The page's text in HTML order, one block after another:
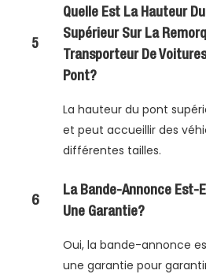
5
Quelle Est La Hauteur
Supérieur Sur La
Transporteur De
Pont?
La hauteur du pont
et peut accueillir des
différentes tailles.
6
La Bande-Annonce Est-
Une Garantie?
Oui, la bande-annonce
une garantie pour